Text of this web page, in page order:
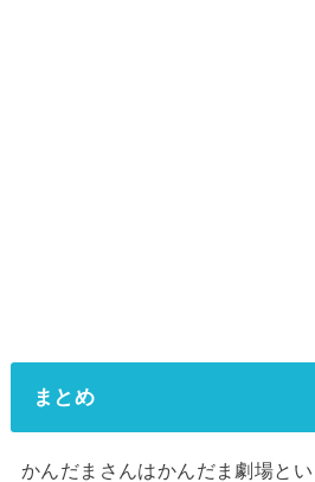
まとめ
かんだまさんはかんだま劇場と